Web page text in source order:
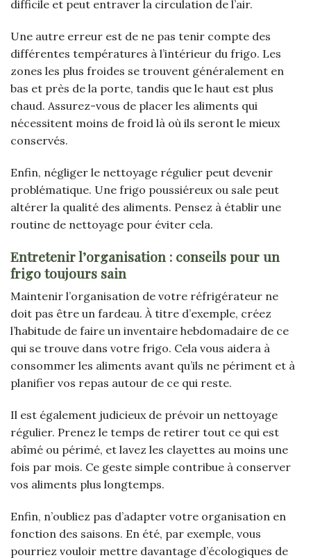
difficile et peut entraver la circulation de l’air.
Une autre erreur est de ne pas tenir compte des
différentes températures à l’intérieur du frigo. Les
zones les plus froides se trouvent généralement en
bas et près de la porte, tandis que le haut est plus
chaud. Assurez-vous de placer les aliments qui
nécessitent moins de froid là où ils seront le mieux
conservés.
Enfin, négliger le nettoyage régulier peut devenir
problématique. Une frigo poussiéreux ou sale peut
altérer la qualité des aliments. Pensez à établir une
routine de nettoyage pour éviter cela.
Entretenir l’organisation : conseils pour un
frigo toujours sain
Maintenir l’organisation de votre réfrigérateur ne
doit pas être un fardeau. À titre d’exemple, créez
l’habitude de faire un inventaire hebdomadaire de ce
qui se trouve dans votre frigo. Cela vous aidera à
consommer les aliments avant qu’ils ne périment et à
planifier vos repas autour de ce qui reste.
Il est également judicieux de prévoir un nettoyage
régulier. Prenez le temps de retirer tout ce qui est
abîmé ou périmé, et lavez les clayettes au moins une
fois par mois. Ce geste simple contribue à conserver
vos aliments plus longtemps.
Enfin, n’oubliez pas d’adapter votre organisation en
fonction des saisons. En été, par exemple, vous
pourriez vouloir mettre davantage d’écologiques de